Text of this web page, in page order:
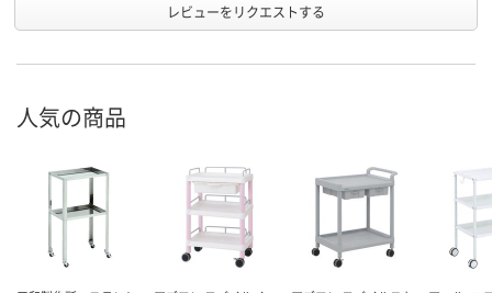
レビューをリクエストする
人気の商品